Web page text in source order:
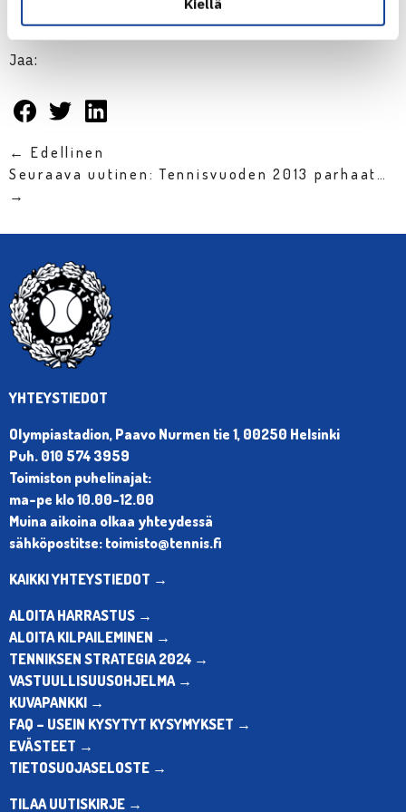
Jaa:
← Edellinen
Seuraava uutinen: Tennisvuoden 2013 parhaat…
→
YHTEYSTIEDOT
Olympiastadion, Paavo Nurmen tie 1, 00250 Helsinki
Puh. 010 574 3959
Toimiston puhelinajat:
ma-pe klo 10.00-12.00
Muina aikoina olkaa yhteydessä
sähköpostitse: toimisto@tennis.fi
KAIKKI YHTEYSTIEDOT →
ALOITA HARRASTUS →
ALOITA KILPAILEMINEN →
TENNIKSEN STRATEGIA 2024 →
VASTUULLISUUSOHJELMA →
KUVAPANKKI →
FAQ – USEIN KYSYTYT KYSYMYKSET →
EVÄSTEET →
TIETOSUOJASELOSTE →
TILAA UUTISKIRJE →